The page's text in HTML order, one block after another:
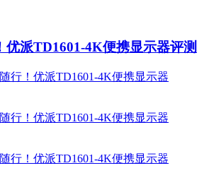
优派TD1601-4K便携显示器评测